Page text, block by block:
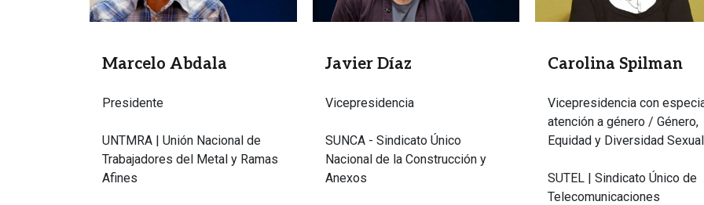
Marcelo Abdala
Presidente
UNTMRA | Unión Nacional de
Trabajadores del Metal y Ramas
Afines
Javier Díaz
Vicepresidencia
SUNCA - Sindicato Único
Nacional de la Construcción y
Anexos
Carolina Spilman
Vicepresidencia con
atención a género / Género,
Equidad y Diversidad Sexual
SUTEL | Sindicato Único de
Telecomunicaciones